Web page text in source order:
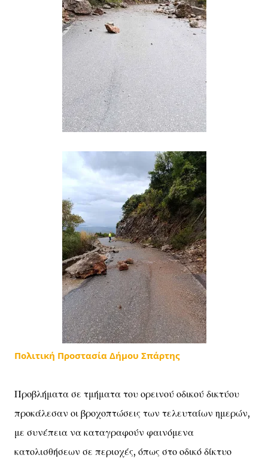
Πολιτική Προστασία Δήμου Σπάρτης
Προβλήματα σε τμήματα του ορεινού οδικού δικτύου
προκάλεσαν οι βροχοπτώσεις των τελευταίων ημερών,
με συνέπεια να καταγραφούν φαινόμενα
κατολισθήσεων σε περιοχές, όπως στο οδικό δίκτυο